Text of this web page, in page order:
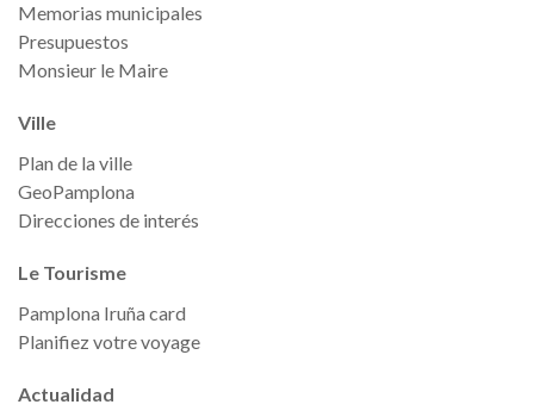
Memorias municipales
Presupuestos
Monsieur le Maire
Ville
Plan de la ville
GeoPamplona
Direcciones de interés
Le Tourisme
Pamplona Iruña card
Planifiez votre voyage
Actualidad